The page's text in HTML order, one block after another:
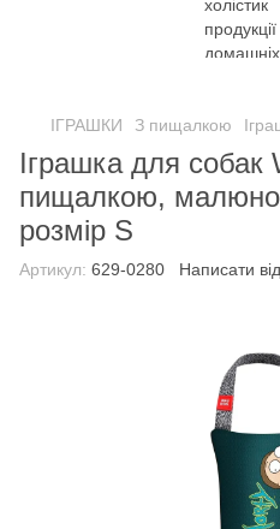
ІГРАШКИ З пищалкою
Іграшка для собак
пищалкою,
розмір S
Артикул: 629-0280 Написати